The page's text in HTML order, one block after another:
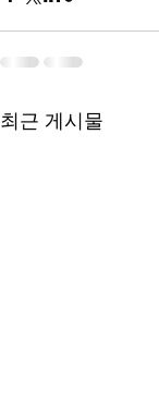
최근 게시물